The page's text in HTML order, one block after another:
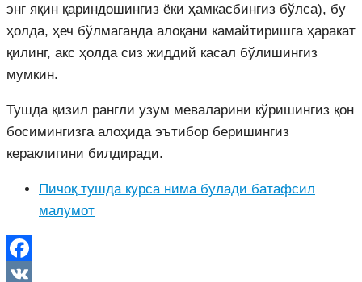
энг яқин қариндошингиз ёки ҳамкасбингиз бўлса), бу
ҳолда, ҳеч бўлмаганда алоқани камайтиришга ҳаракат
қилинг, акс ҳолда сиз жиддий касал бўлишингиз
мумкин.
Тушда қизил рангли узум меваларини кўришингиз қон
босимингизга алоҳида эътибор беришингиз
кераклигини билдиради.
Пичоқ тушда курса нима булади батафсил
малумот
Facebook